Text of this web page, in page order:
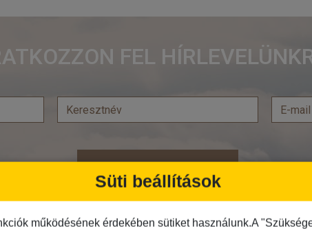
FEL
Feliratkozás
Süti beállítások
működésének érdekében sütiket használunk.A